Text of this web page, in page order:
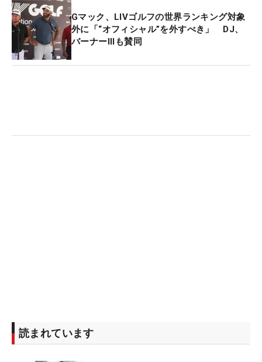
メジャー出場資格は5年で23年が最後の年。世界ラ
ンキングポイント獲得は、リードにとっては切実な
問題となる。（文・武川玲子=米国在住）
Gマック、LIVゴルフの世界ランキング対象
外に「“オフィシャル”を外すべき」 DJ、
バーナーIIIも賛同
読まれています